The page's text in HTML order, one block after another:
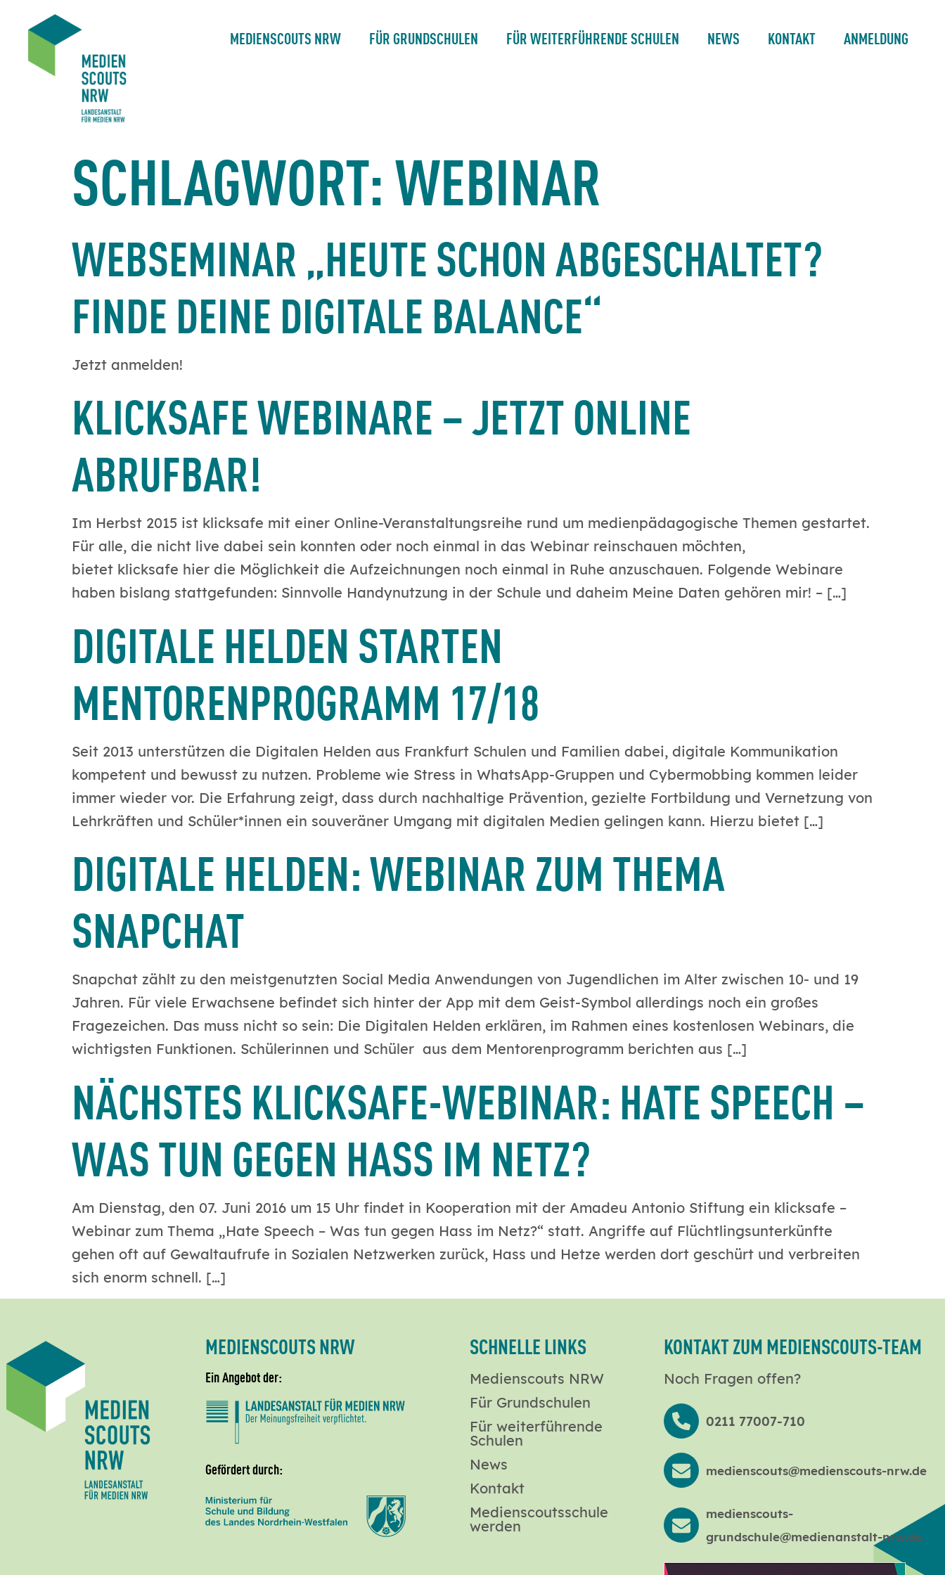
MEDIENSCOUTS NRW FÜR GRUNDSCHULEN FÜR WEITERFÜHRENDE SCHULEN NEWS KONTAKT ANMELDUNG
SCHLAGWORT:WEBINAR
WEBSEMINAR „HEUTE SCHON ABGESCHALTET?
FINDE DEINE DIGITALE BALANCE“
Jetzt anmelden!
KLICKSAFE WEBINARE – JETZT ONLINE
ABRUFBAR!
Im Herbst 2015 ist klicksafe mit einer Online-Veranstaltungsreihe rund um medienpädagogische Themen gestartet.
Für alle, die nicht live dabei sein konnten oder noch einmal in das Webinar reinschauen möchten,
bietet klicksafe hier die Möglichkeit die Aufzeichnungen noch einmal in Ruhe anzuschauen. Folgende Webinare
haben bislang stattgefunden: Sinnvolle Handynutzung in der Schule und daheim Meine Daten gehören mir! – […]
DIGITALE HELDEN STARTEN
MENTORENPROGRAMM 17/18
Seit 2013 unterstützen die Digitalen Helden aus Frankfurt Schulen und Familien dabei, digitale Kommunikation
kompetent und bewusst zu nutzen. Probleme wie Stress in WhatsApp-Gruppen und Cybermobbing kommen leider
immer wieder vor. Die Erfahrung zeigt, dass durch nachhaltige Prävention, gezielte Fortbildung und Vernetzung von
Lehrkräften und Schüler*innen ein souveräner Umgang mit digitalen Medien gelingen kann. Hierzu bietet […]
DIGITALE HELDEN: WEBINAR ZUM THEMA
SNAPCHAT
Snapchat zählt zu den meistgenutzten Social Media Anwendungen von Jugendlichen im Alter zwischen 10- und 19
Jahren. Für viele Erwachsene befindet sich hinter der App mit dem Geist-Symbol allerdings noch ein großes
Fragezeichen. Das muss nicht so sein: Die Digitalen Helden erklären, im Rahmen eines kostenlosen Webinars, die
wichtigsten Funktionen. Schülerinnen und Schüler aus dem Mentorenprogramm berichten aus […]
NÄCHSTES KLICKSAFE-WEBINAR: HATE SPEECH –
WAS TUN GEGEN HASS IM NETZ?
Am Dienstag, den 07. Juni 2016 um 15 Uhr findet in Kooperation mit der Amadeu Antonio Stiftung ein klicksafe –
Webinar zum Thema „Hate Speech – Was tun gegen Hass im Netz?“ statt. Angriffe auf Flüchtlingsunterkünfte
gehen oft auf Gewaltaufrufe in Sozialen Netzwerken zurück, Hass und Hetze werden dort geschürt und verbreiten
sich enorm schnell. […]
MEDIENSCOUTS NRW
Ein Angebot der:
Gefördert durch:
SCHNELLE LINKS
Medienscouts NRW
Für Grundschulen
Für weiterführende
Schulen
News
Kontakt
Medienscoutsschule
werden
KONTAKT ZUM MEDIENSCOUTS-TEAM
Noch Fragen offen?
0211 77007-710
medienscouts@medienscouts-nrw.de
medienscouts-
grundschule@medienanstalt-nrw.de